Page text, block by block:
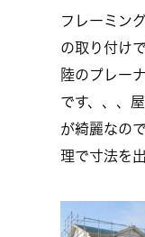
フレーミン
の取り付け
陸のプレー
です、、、
が綺麗なの
理で寸法を